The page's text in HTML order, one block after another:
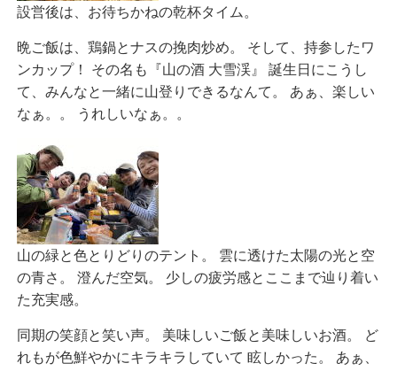
設営後は、お待ちかねの乾杯タイム。
晩ご飯は、鶏鍋とナスの挽肉炒め。 そして、持参したワ
ンカップ！ その名も『山の酒 大雪渓』 誕生日にこうし
て、みんなと一緒に山登りできるなんて。 あぁ、楽しい
なぁ。。 うれしいなぁ。。
山の緑と色とりどりのテント。 雲に透けた太陽の光と空
の青さ。 澄んだ空気。 少しの疲労感とここまで辿り着い
た充実感。
同期の笑顔と笑い声。 美味しいご飯と美味しいお酒。 ど
れもが色鮮やかにキラキラしていて 眩しかった。 あぁ、